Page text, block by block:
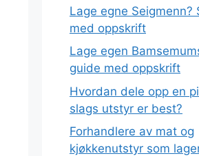
Lage egne Seigmenn?
med oppskrift
Lage egen
guide med oppskrift
Hvordan dele opp en
slags utstyr er best?
Forhandlere av mat og
kjøkkenutstyr som